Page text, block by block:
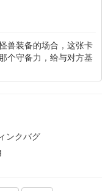
兽装备的场合，这张卡
个守备力，给与对方基
ンクバグ